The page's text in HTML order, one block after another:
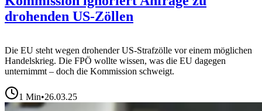
drohenden US-Zöllen
Die EU steht wegen drohender US-Strafzölle vor einem möglichen
Handelskrieg. Die FPÖ wollte wissen, was die EU dagegen
unternimmt – doch die Kommission schweigt.
1 Min•26.03.25